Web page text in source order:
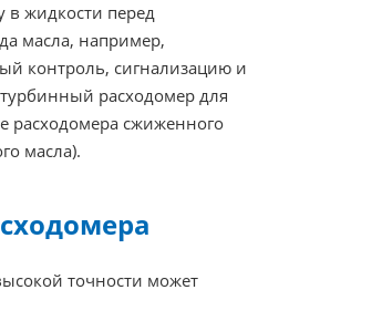
в жидкости перед
масла, например,
контроль, сигнализацию и
расходомер для
расходомера сжиженного
масла).
точности может